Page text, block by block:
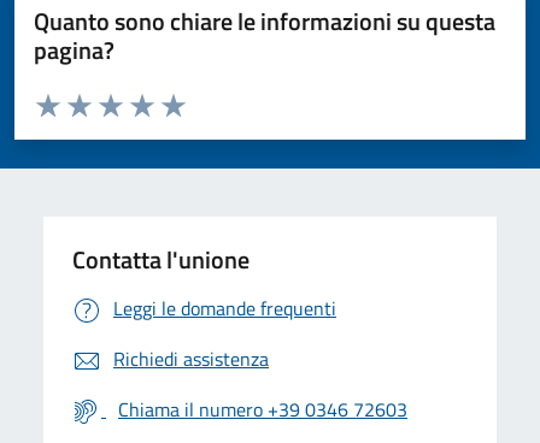
Quanto sono chiare le informazioni su questa
pagina?
Valuta da 1 a 5 stelle la pagina
Valuta 5 stelle su 5
Valuta 4 stelle su 5
Valuta 3 stelle su 5
Valuta 2 stelle su 5
Valuta 1 stelle su 5
Contatta l'unione
Leggi le domande frequenti
Richiedi assistenza
Chiama il numero +39 0346 72603